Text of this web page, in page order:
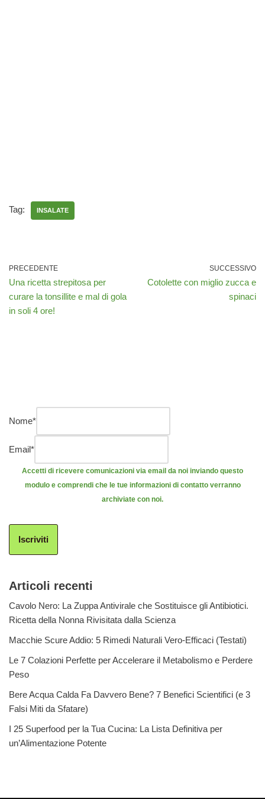
Tag: INSALATE
PRECEDENTE
Una ricetta strepitosa per
curare la tonsillite e mal di gola
in soli 4 ore!
SUCCESSIVO
Cotolette con miglio zucca e
spinaci
Nome*
Email*
Accetti di ricevere comunicazioni via email da noi inviando questo
modulo e comprendi che le tue informazioni di contatto verranno
archiviate con noi.
Iscriviti
Articoli recenti
Cavolo Nero: La Zuppa Antivirale che Sostituisce gli Antibiotici.
Ricetta della Nonna Rivisitata dalla Scienza
Macchie Scure Addio: 5 Rimedi Naturali Vero-Efficaci (Testati)
Le 7 Colazioni Perfette per Accelerare il Metabolismo e Perdere
Peso
Bere Acqua Calda Fa Davvero Bene? 7 Benefici Scientifici (e 3
Falsi Miti da Sfatare)
I 25 Superfood per la Tua Cucina: La Lista Definitiva per
un’Alimentazione Potente